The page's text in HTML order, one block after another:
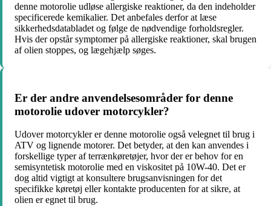
denne motorolie udløse allergiske reaktioner, da den indeholder
specificerede kemikalier. Det anbefales derfor at læse
sikkerhedsdatabladet og følge de nødvendige forholdsregler.
Hvis der opstår symptomer på allergiske reaktioner, skal brugen
af olien stoppes, og lægehjælp søges.
Er der andre anvendelsesområder for denne
motorolie udover motorcykler?
Udover motorcykler er denne motorolie også velegnet til brug i
ATV og lignende motorer. Det betyder, at den kan anvendes i
forskellige typer af terrænkøretøjer, hvor der er behov for en
semisyntetisk motorolie med en viskositet på 10W-40. Det er
dog altid vigtigt at konsultere brugsanvisningen for det
specifikke køretøj eller kontakte producenten for at sikre, at
olien er egnet til brug.